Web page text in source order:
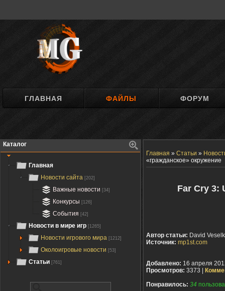
ГЛАВНАЯ ФАЙЛЫ ФОРУМ
Каталог
Главная
Новости сайта [202]
Важные новости [34]
Конкурсы [126]
События [42]
Новости в мире игр [1265]
Новости игрового мира [1212]
Околоигровые новости [53]
Статьи [761]
Главная » Статьи »
«гражданское» окружение
Far Cry 3:
Автор статьи: David
Источник: mp1st.com
Добавлено: 16 апреля
Просмотров: 3373 |
Понравилось: 34